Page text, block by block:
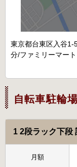
東京都台東区入谷1-
分/ファミリーマー
自転車駐輪
1 2段ラック下段
月額